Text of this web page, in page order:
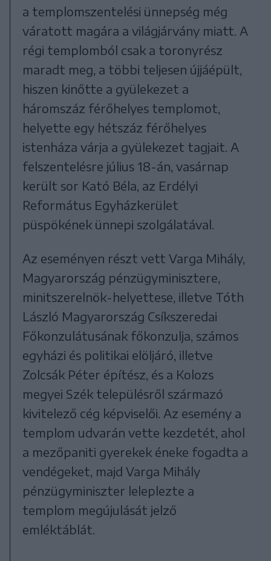
a templomszentelési ünnepség még
váratott magára a világjárvány miatt. A
régi templomból csak a toronyrész
maradt meg, a többi teljesen újjáépült,
hiszen kinőtte a gyülekezet a
háromszáz férőhelyes templomot,
helyette egy hétszáz férőhelyes
istenháza várja a gyülekezet tagjait. A
felszentelésre július 18-án, vasárnap
került sor Kató Béla, az Erdélyi
Református Egyházkerület
püspökének ünnepi szolgálatával.
Az eseményen részt vett Varga Mihály,
Magyarország pénzügyminisztere,
minitszerelnök-helyettese, illetve Tóth
László Magyarország Csíkszeredai
Főkonzulátusának főkonzulja, számos
egyházi és politikai elöljáró, illetve
Zolcsák Péter építész, és a Kolozs
megyei Szék településről származó
kivitelező cég képviselői. Az esemény a
templom udvarán vette kezdetét, ahol
a mezőpaniti gyerekek éneke fogadta a
vendégeket, majd Varga Mihály
pénzügyminiszter leleplezte a
templom megújulását jelző
emléktáblát.